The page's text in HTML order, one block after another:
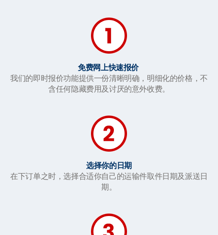
免费网上快速报价
我们的即时报价功能提供一份清晰明确，明细化的价格，不
含任何隐藏费用及讨厌的意外收费。
选择你的日期
在下订单之时，选择合适你自己的运输件取件日期及派送日
期。